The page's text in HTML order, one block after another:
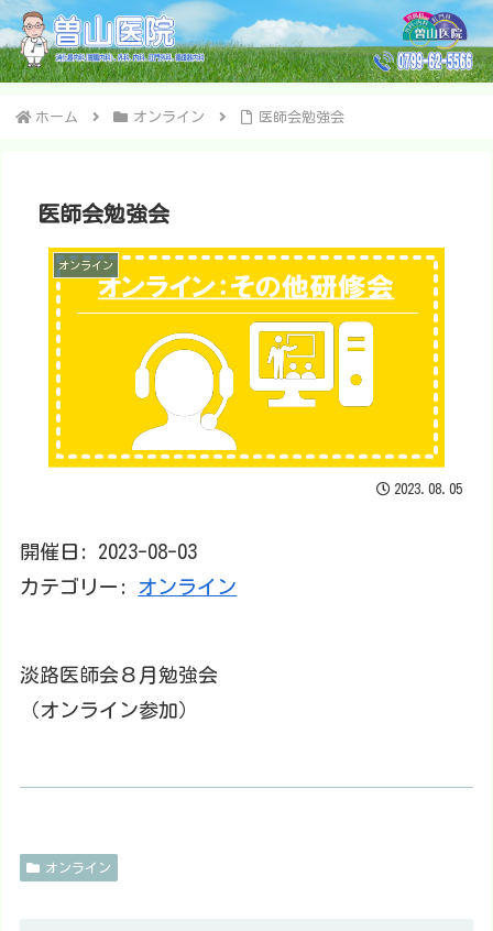
ホーム オンライン 医師会勉強会
医師会勉強会
オンライン
2023.08.05
開催日: 2023-08-03
カテゴリー: オンライン
淡路医師会８月勉強会
（オンライン参加）
オンライン